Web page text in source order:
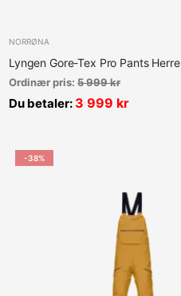
NORRØNA
Lyngen Gore-Tex Pro Pants Herre
Ordinær pris: 5 999kr
Du betaler: 3 999 kr
-38%